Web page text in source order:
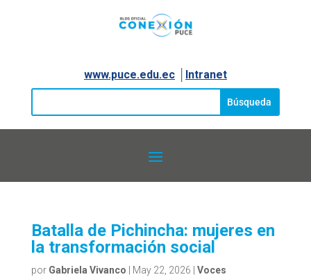
www.puce.edu.ec│ Intranet
Batalla de Pichincha: mujeres en
la transformación social
por Gabriela Vivanco May 22, 2026 Voces